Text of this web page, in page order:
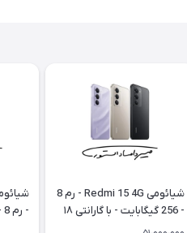
شیائومی Redmi 15 4G - رم 8
- 256 گیگابایت - با گارانتی ۱۸
ماهه شرکتی